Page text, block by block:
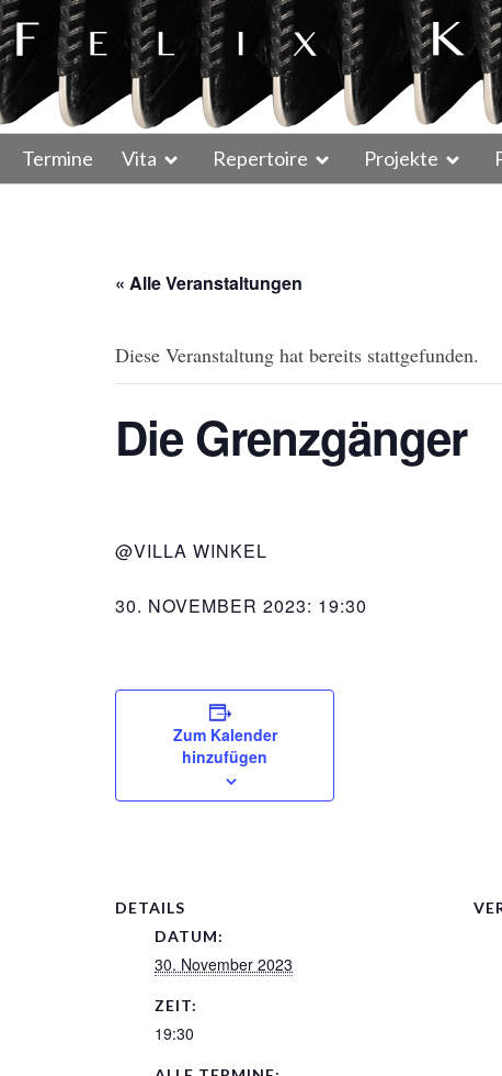
Termine Vita Repertoire Projekte
« Alle Veranstaltungen
Diese Veranstaltung hat bereits stattgefunden.
Die Grenzgänger
@VILLA WINKEL
30. NOVEMBER 2023: 19:30
Zum Kalender
hinzufügen
DETAILS
DATUM:
30. November 2023
ZEIT:
19:30